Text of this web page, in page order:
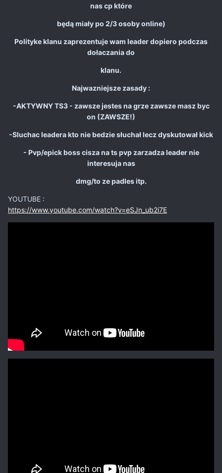
nas cp które
będą miały po 2/3 osoby online)
Polityke klanu zaprezentuje wam leader dopiero podczas
dołaczania do
klanu.
Najwazniejsze zasady :
-AKTYWNY TS3 - zawsze jestes na grze zawsze masz byc
on (ZAWSZE!)
-Sluchac leadera kto nie bedzie słuchał lecz dyskutował kick
- Pvp/epick boss cisza na ts pvp zarzadza leader nie
interesuja nas
dmg/to ze padles itp.
YOUTUBE :
https://www.youtube.com/watch?v=eSJn_ub2i7E